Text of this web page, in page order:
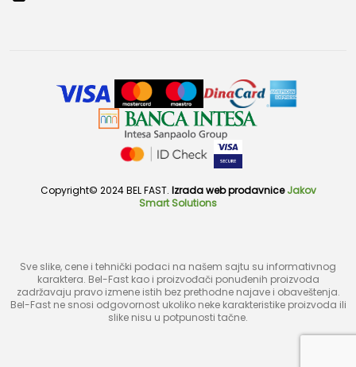
Copyright© 2024 BEL FAST. Izrada web prodavnice Jakov
Smart Solutions
Sve slike, cene i tehnički podaci na našem sajtu su informativnog
karaktera. Bel-Fast kao i proizvođači ponuđenih proizvoda
zadržavaju pravo izmene istih bez prethodne najave i obaveštenja.
Bel-Fast ne snosi odgovornost ukoliko neke karakteristike proizvoda ili
slike nisu u potpunosti tačne.